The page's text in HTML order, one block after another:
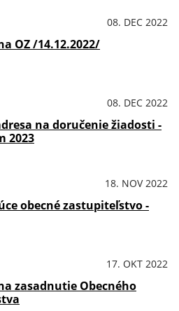
08. DEC 2022
OZ /14.12.2022/
08. DEC 2022
na doručenie žiadosti -
2023
18. NOV 2022
obecné zastupiteľstvo -
17. OKT 2022
zasadnutie Obecného